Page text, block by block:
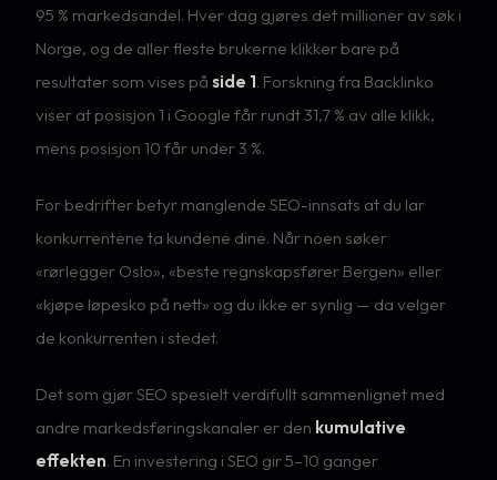
95 % markedsandel. Hver dag gjøres det millioner av søk i
Norge, og de aller fleste brukerne klikker bare på
resultater som vises på side 1. Forskning fra Backlinko
viser at posisjon 1 i Google får rundt 31,7 % av alle klikk,
mens posisjon 10 får under 3 %.
For bedrifter betyr manglende SEO-innsats at du lar
konkurrentene ta kundene dine. Når noen søker
«rørlegger Oslo», «beste regnskapsfører Bergen» eller
«kjøpe løpesko på nett» og du ikke er synlig — da velger
de konkurrenten i stedet.
Det som gjør SEO spesielt verdifullt sammenlignet med
andre markedsføringskanaler er den kumulative
effekten. En investering i SEO gir 5–10 ganger